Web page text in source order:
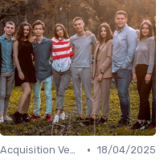
Acquisition Vendeurs • 18/04/2025